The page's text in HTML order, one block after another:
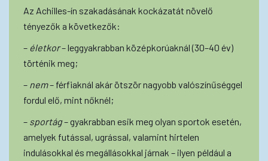
Az Achilles-ín szakadásának kockázatát növelő
tényezők a következők:
– életkor– leggyakrabban középkorúaknál (30–40 év)
történik meg;
– nem– férfiaknál akár ötször nagyobb valószínűséggel
fordul elő, mint nőknél;
– sportág– gyakrabban esik meg olyan sportok esetén,
amelyek futással, ugrással, valamint hirtelen
indulásokkal és megállásokkal járnak – ilyen például a